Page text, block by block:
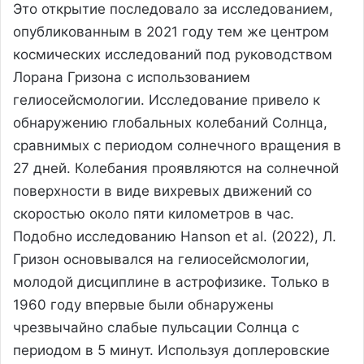
Это открытие последовало за исследованием,
опубликованным в 2021 году тем же центром
космических исследований под руководством
Лорана Гризона с использованием
гелиосейсмологии. Исследование привело к
обнаружению глобальных колебаний Солнца,
сравнимых с периодом солнечного вращения в
27 дней. Колебания проявляются на солнечной
поверхности в виде вихревых движений со
скоростью около пяти километров в час.
Подобно исследованию Hanson et al. (2022), Л.
Гризон основывался на гелиосейсмологии,
молодой дисциплине в астрофизике. Только в
1960 году впервые были обнаружены
чрезвычайно слабые пульсации Солнца с
периодом в 5 минут. Используя доплеровские